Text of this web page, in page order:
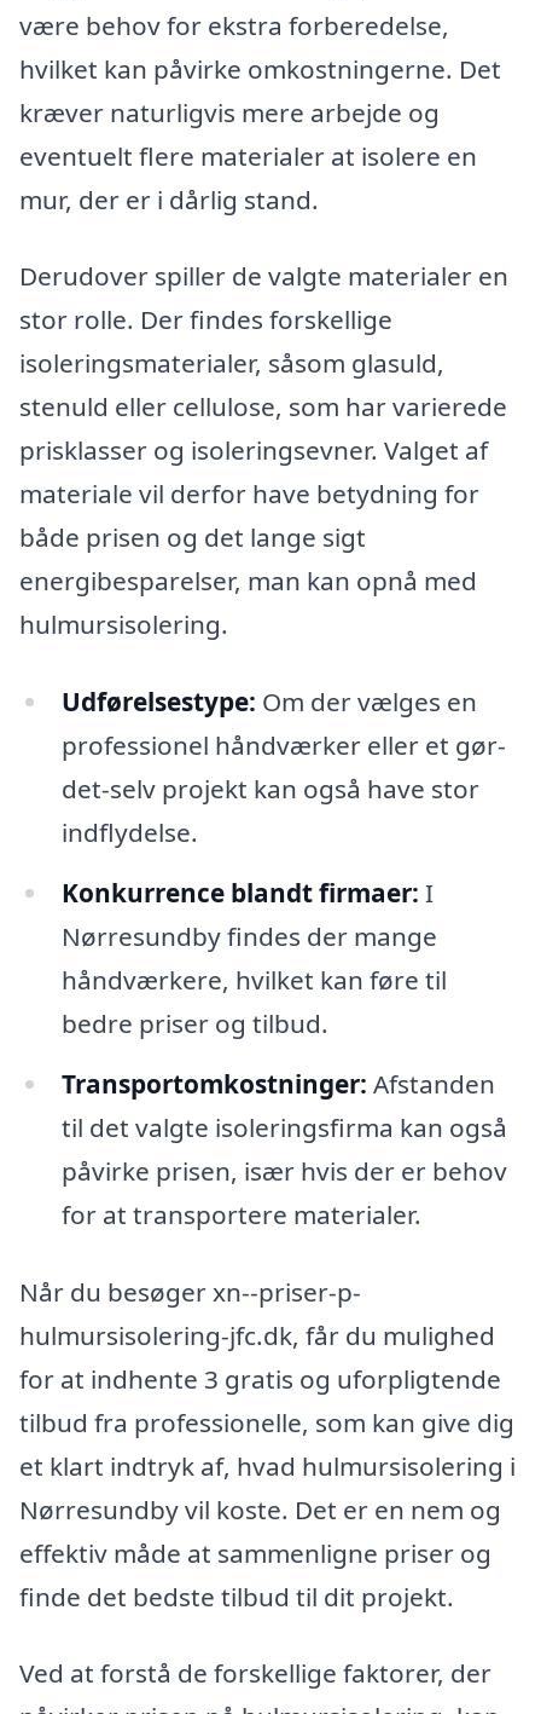
være behov for ekstra forberedelse,
hvilket kan påvirke omkostningerne. Det
kræver naturligvis mere arbejde og
eventuelt flere materialer at isolere en
mur, der er i dårlig stand.
Derudover spiller de valgte materialer en
stor rolle. Der findes forskellige
isoleringsmaterialer, såsom glasuld,
stenuld eller cellulose, som har varierede
prisklasser og isoleringsevner. Valget af
materiale vil derfor have betydning for
både prisen og det lange sigt
energibesparelser, man kan opnå med
hulmursisolering.
Udførelsestype: Om der vælges en
professionel håndværker eller et gør-
det-selv projekt kan også have stor
indflydelse.
Konkurrence blandt firmaer: I
Nørresundby findes der mange
håndværkere, hvilket kan føre til
bedre priser og tilbud.
Transportomkostninger: Afstanden
til det valgte isoleringsfirma kan også
påvirke prisen, især hvis der er behov
for at transportere materialer.
Når du besøger xn--priser-p-
hulmursisolering-jfc.dk, får du mulighed
for at indhente 3 gratis og uforpligtende
tilbud fra professionelle, som kan give dig
et klart indtryk af, hvad hulmursisolering i
Nørresundby vil koste. Det er en nem og
effektiv måde at sammenligne priser og
finde det bedste tilbud til dit projekt.
Ved at forstå de forskellige faktorer, der